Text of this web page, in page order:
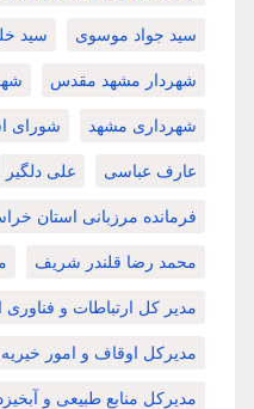
سید جواد موسوی سید
شهردار مشهد مقدس
شهرداری مشهد شورای
عارف عباسی علی دلگیر
فرمانده مرزبانی استان
محمد رضا قلندر شریف
مدیر کل ارتباطات و
مدیرکل اوقاف و امور
مدیرکل منابع طبیعی و